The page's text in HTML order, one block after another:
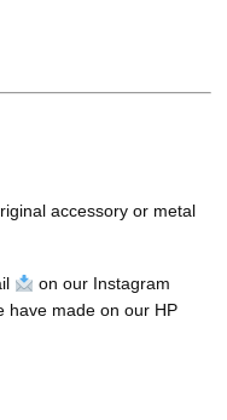
accessory or metal
on our Instagram
have made on our HP